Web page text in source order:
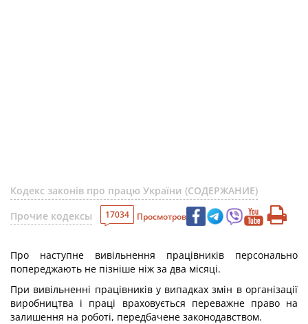
Кодекс законів про працю України (СОДЕРЖАНИЕ)
Прочие кодексы
17034 Просмотров
Про наступне вивільнення працівників персонально
попереджають не пізніше ніж за два місяці.
При вивільненні працівників у випадках змін в організації
виробництва і праці враховується переважне право на
залишення на роботі, передбачене законодавством.